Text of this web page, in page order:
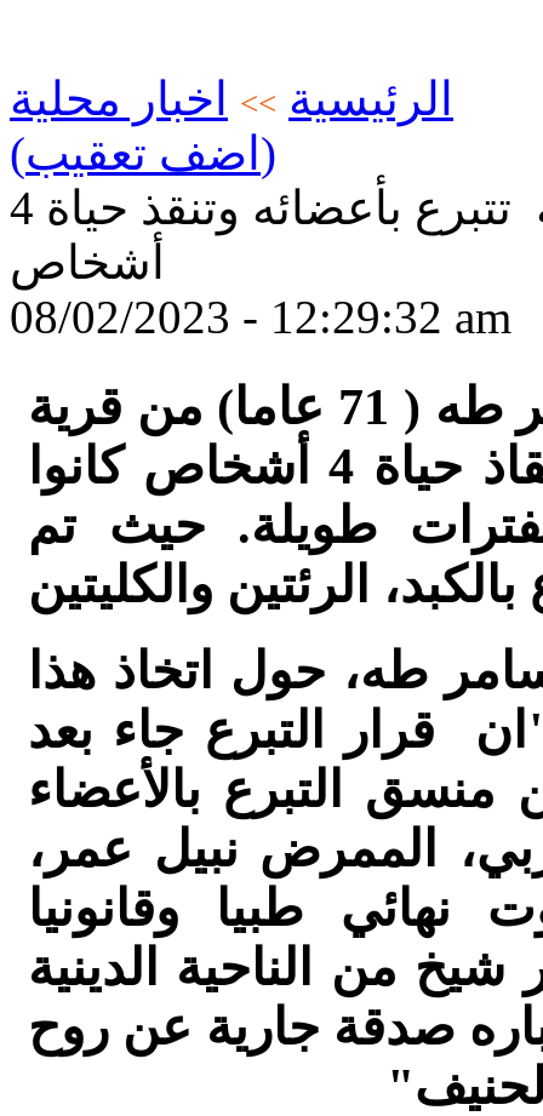
الرئيسية >>
اخبار محلية
(اضف تعقيب)
عائلة المرحوم محمد طه تتبرع بأعضائه وتنقذ حياة 4
08/02/2023 - 12:29:32 am
قررت عائلة المرحوم محمد جبر طه ( 71 عاما) من قرية
دير الأسد، التبرع بأعضائه وإنقاذ حياة 4 أشخاص كانوا
طويلة. حيث تم
طه، حول اتخاذ هذا
قرار التبرع جاء بعد
منسق التبرع بالأعضاء
الممرض نبيل عمر،
طبيا وقانونيا
من الناحية الدينية
صدقة جارية عن روح